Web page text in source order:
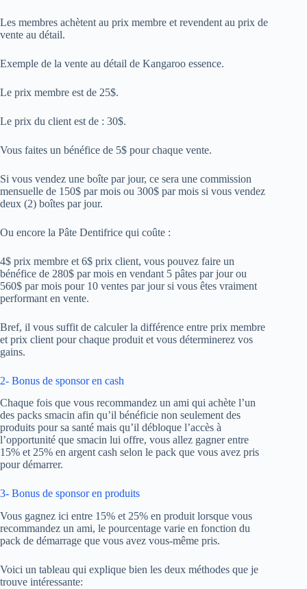
Les membres achètent au prix membre et revendent au prix de
vente au détail.
Exemple de la vente au détail de Kangaroo essence.
Le prix membre est de 25$.
Le prix du client est de : 30$.
Vous faites un bénéfice de 5$ pour chaque vente.
Si vous vendez une boîte par jour, ce sera une commission
mensuelle de 150$ par mois ou 300$ par mois si vous vendez
deux (2) boîtes par jour.
Ou encore la Pâte Dentifrice qui coûte :
4$ prix membre et 6$ prix client, vous pouvez faire un
bénéfice de 280$ par mois en vendant 5 pâtes par jour ou
560$ par mois pour 10 ventes par jour si vous êtes vraiment
performant en vente.
Bref, il vous suffit de calculer la différence entre prix membre
et prix client pour chaque produit et vous déterminerez vos
gains.
2- Bonus de sponsor en cash
Chaque fois que vous recommandez un ami qui achète l’un
des packs smacin afin qu’il bénéficie non seulement des
produits pour sa santé mais qu’il débloque l’accès à
l’opportunité que smacin lui offre, vous allez gagner entre
15% et 25% en argent cash selon le pack que vous avez pris
pour démarrer.
3- Bonus de sponsor en produits
Vous gagnez ici entre 15% et 25% en produit lorsque vous
recommandez un ami, le pourcentage varie en fonction du
pack de démarrage que vous avez vous-même pris.
Voici un tableau qui explique bien les deux méthodes que je
trouve intéressante: